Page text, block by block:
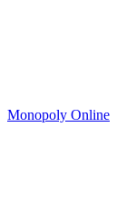
Monopoly Online